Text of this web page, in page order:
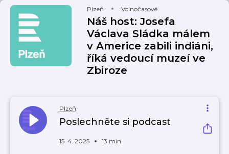
Plzeň Volnočasové
Náš host: Josefa
Václava Sládka málem
v Americe zabili indiáni,
říká vedoucí muzeí ve
Zbiroze
Plzeň
Poslechněte si podcast
15. 4. 2025 13 min